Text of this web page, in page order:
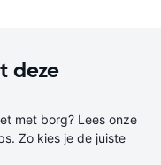
deze
met borg? Lees onze
Zo kies je de juiste